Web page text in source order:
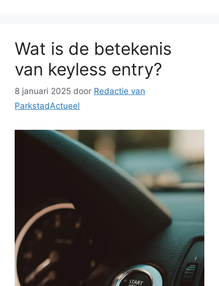
Wat is de betekenis
van keyless entry?
8 januari 2025 door Redactie van
ParkstadActueel